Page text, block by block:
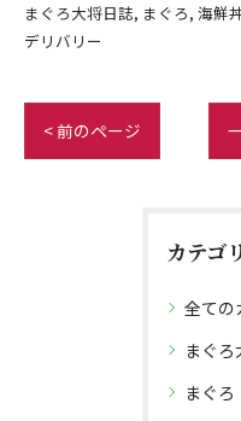
まぐろ大将日誌 まぐろ 海鮮
デリバリー
< 前のページ
カテゴ
全ての
まぐ
まぐろ